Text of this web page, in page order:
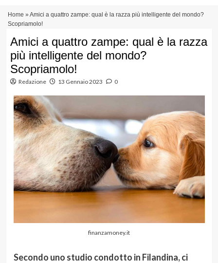
contenuto
principale
Home » Amici a quattro zampe: qual è la razza più intelligente del mondo?
Scopriamolo!
Amici a quattro zampe: qual è la razza
più intelligente del mondo?
Scopriamolo!
Redazione 13 Gennaio 2023 0
finanzamoney.it
Secondo uno studio condotto in Filandina, ci